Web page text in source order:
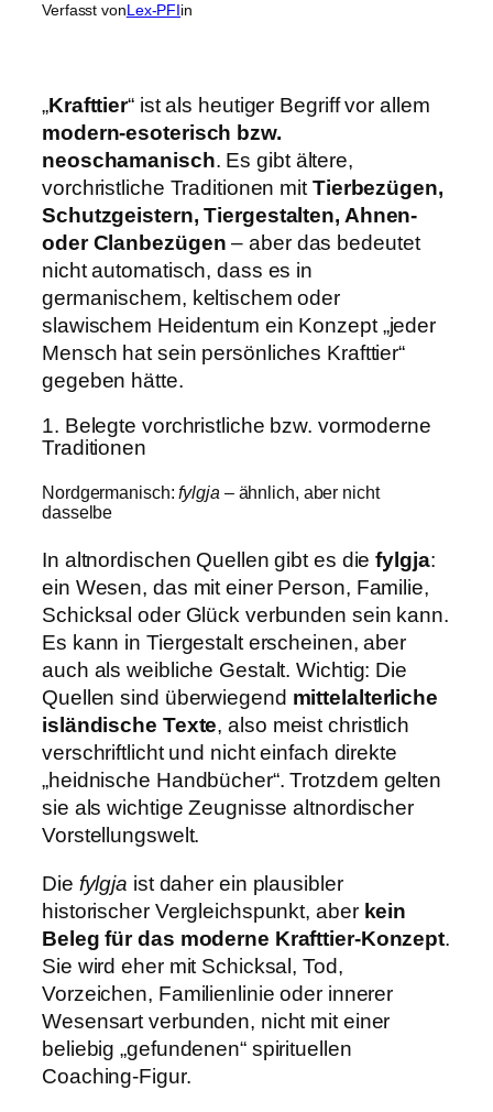
Verfasst vonLex-PFIin
„Krafttier“ ist als heutiger Begriff vor allem
modern-esoterisch bzw.
neoschamanisch. Es gibt ältere,
vorchristliche Traditionen mitTierbezügen,
Schutzgeistern, Tiergestalten, Ahnen-
oder Clanbezügen – aber das bedeutet
nicht automatisch, dass es in
germanischem, keltischem oder
slawischem Heidentum ein Konzept „jeder
Mensch hat sein persönliches Krafttier“
gegeben hätte.
1. Belegte vorchristliche bzw. vormoderne
Traditionen
Nordgermanisch:fylgja – ähnlich, aber nicht
dasselbe
In altnordischen Quellen gibt es diefylgja:
ein Wesen, das mit einer Person, Familie,
Schicksal oder Glück verbunden sein kann.
Es kann in Tiergestalt erscheinen, aber
auch als weibliche Gestalt. Wichtig: Die
Quellen sind überwiegend mittelalterliche
isländische Texte, also meist christlich
verschriftlicht und nicht einfach direkte
„heidnische Handbücher“. Trotzdem gelten
sie als wichtige Zeugnisse altnordischer
Vorstellungswelt.
Die fylgja ist daher ein plausibler
historischer Vergleichspunkt, aber kein
Beleg für das moderne Krafttier-Konzept.
Sie wird eher mit Schicksal, Tod,
Vorzeichen, Familienlinie oder innerer
Wesensart verbunden, nicht mit einer
beliebig „gefundenen“ spirituellen
Coaching-Figur.